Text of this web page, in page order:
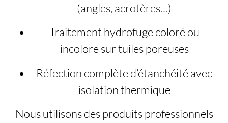
(angles, acrotères…)
Traitement hydrofuge coloré ou
incolore sur tuiles poreuses
Réfection complète d’étanchéité avec
isolation thermique
Nous utilisons des produits professionnels